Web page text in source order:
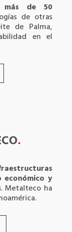
más de 50
de otras
de Palma,
en el
.
económico y
. Metalteco ha